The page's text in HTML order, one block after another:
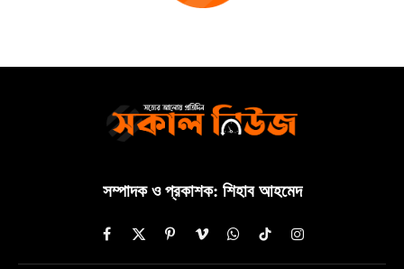
সম্পাদক ও প্রকাশক: শিহাব আহমেদ
Facebook
X
(Twitter)
PinterestVimeoWhatsAppTikTokInstagram